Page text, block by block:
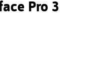
Pro 3